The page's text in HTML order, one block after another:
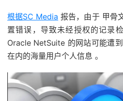
根据SC Media 报告，由于 甲骨
置错误，导致未经授权的记录
Oracle NetSuite 的网站可能遭
在内的海量用户个人信息 。